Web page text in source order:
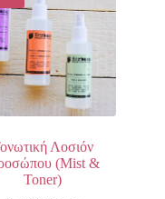
Λοσιόν
(Mist &
Toner)